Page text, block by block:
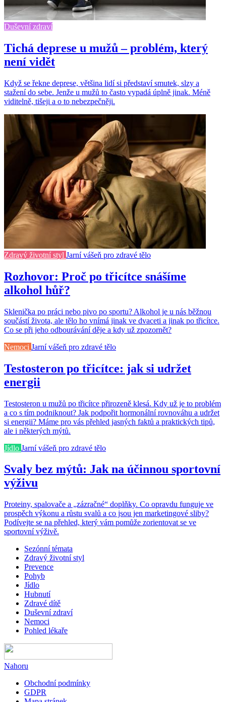
Duševní zdraví
Tichá deprese u mužů – problém, který
není vidět
Když se řekne deprese, většina lidí si představí smutek, slzy a
stažení do sebe. Jenže u mužů to často vypadá úplně jinak. Méně
viditelně, tišeji a o to nebezpečněji.
Zdravý životní styl Jarní vášeň pro zdravé tělo
Rozhovor: Proč po třicítce snášíme
alkohol hůř?
Sklenička po práci nebo pivo po sportu? Alkohol je u nás běžnou
součástí života, ale tělo ho vnímá jinak ve dvaceti a jinak po třicítce.
Co se při jeho odbourávání děje a kdy už zpozornět?
Nemoci Jarní vášeň pro zdravé tělo
Testosteron po třicítce: jak si udržet
energii
Testosteron u mužů po třicítce přirozeně klesá. Kdy už je to problém
a co s tím podniknout? Jak podpořit hormonální rovnováhu a udržet
si energii? Máme pro vás přehled jasných faktů a praktických tipů,
ale i některých mýtů.
Jídlo Jarní vášeň pro zdravé tělo
Svaly bez mýtů: Jak na účinnou sportovní
výživu
Proteiny, spalovače a „zázračné“ doplňky. Co opravdu funguje ve
prospěch výkonu a růstu svalů a co jsou jen marketingové sliby?
Podívejte se na přehled, který vám pomůže zorientovat se ve
sportovní výživě.
Sezónní témata
Zdravý životní styl
Prevence
Pohyb
Jídlo
Hubnutí
Zdravé dítě
Duševní zdraví
Nemoci
Pohled lékaře
Nahoru
Obchodní podmínky
GDPR